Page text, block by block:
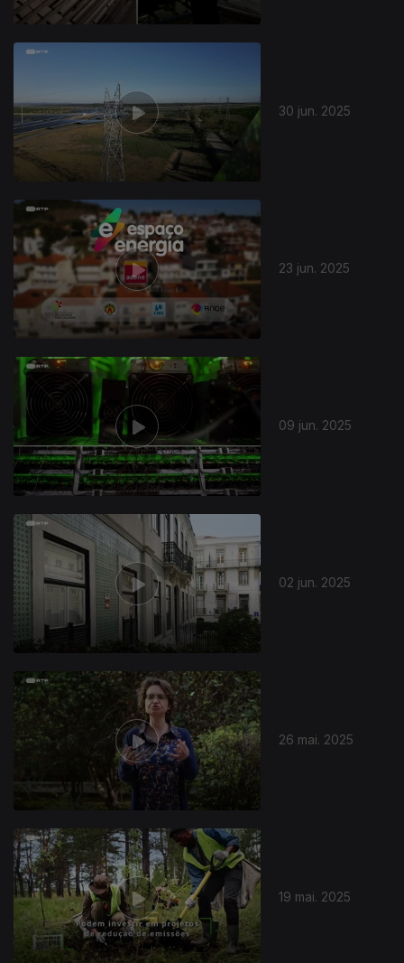
30 jun. 2025
23 jun. 2025
09 jun. 2025
856124
02 jun. 2025
26 mai. 2025
19 mai. 2025